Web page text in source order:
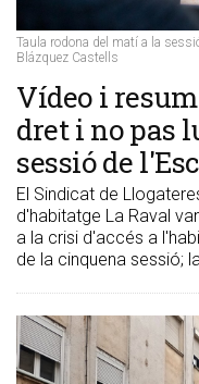
Taula rodona del matí a la
Blázquez Castells
Vídeo i
dret i no pas
sessió de
El Sindicat de
d'habitatge La Raval
a la crisi d'accés a
de la cinquena sessió;